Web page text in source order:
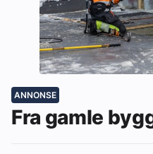
ANNONSE
Fra gamle